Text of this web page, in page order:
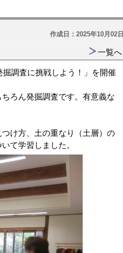
作成日：2025年10月02日
一覧へ
調査に挑戦しよう！」を開催
ろん発掘調査です。有意義な
け方、土の重なり（土層）の
て学習しました。